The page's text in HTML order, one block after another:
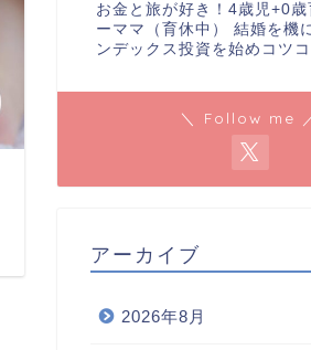
お金と旅が好き！4歳児+0歳
ーママ（育休中） 結婚を機
ンデックス投資を始めコツコ
＼ Follow me
アーカイブ
2026年8月